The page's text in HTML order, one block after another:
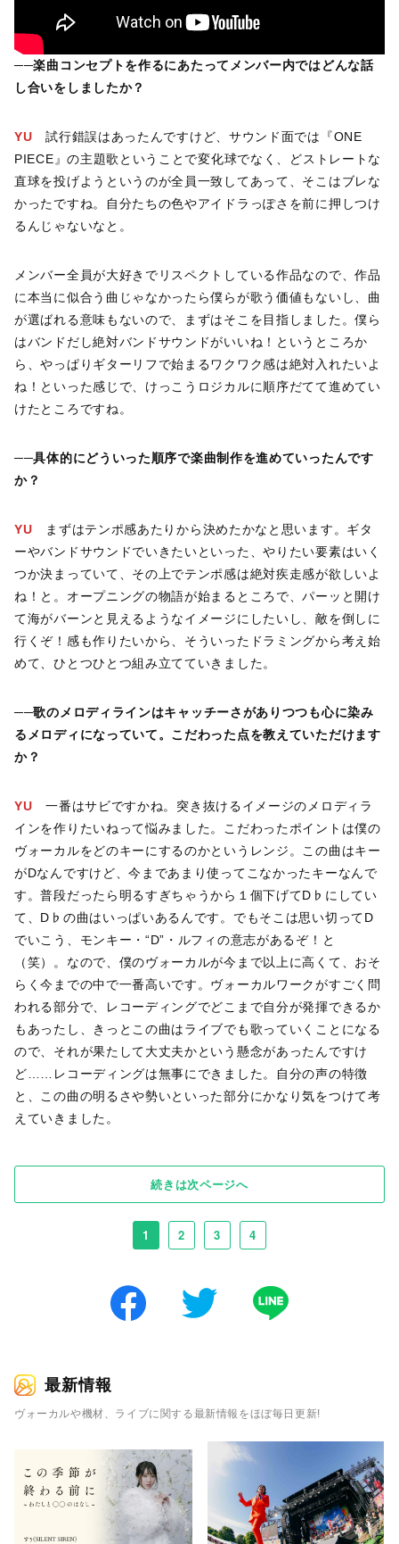
──楽曲コンセプトを作るにあたってメンバー内ではどんな話
し合いをしましたか？
YU 試行錯誤はあったんですけど、サウンド面では『ONE
PIECE』の主題歌ということで変化球でなく、どストレートな
直球を投げようというのが全員一致してあって、そこはブレな
かったですね。自分たちの色やアイドラっぽさを前に押しつけ
るんじゃないなと。
メンバー全員が大好きでリスペクトしている作品なので、作品
に本当に似合う曲じゃなかったら僕らが歌う価値もないし、曲
が選ばれる意味もないので、まずはそこを目指しました。僕ら
はバンドだし絶対バンドサウンドがいいね！というところか
ら、やっぱりギターリフで始まるワクワク感は絶対入れたいよ
ね！といった感じで、けっこうロジカルに順序だてて進めてい
けたところですね。
──具体的にどういった順序で楽曲制作を進めていったんです
か？
YU まずはテンポ感あたりから決めたかなと思います。ギタ
ーやバンドサウンドでいきたいといった、やりたい要素はいく
つか決まっていて、その上でテンポ感は絶対疾走感が欲しいよ
ね！と。オープニングの物語が始まるところで、パーッと開け
て海がバーンと見えるようなイメージにしたいし、敵を倒しに
行くぞ！感も作りたいから、そういったドラミングから考え始
めて、ひとつひとつ組み立てていきました。
──歌のメロディラインはキャッチーさがありつつも心に染み
るメロディになっていて。こだわった点を教えていただけます
か？
YU 一番はサビですかね。突き抜けるイメージのメロディラ
インを作りたいねって悩みました。こだわったポイントは僕の
ヴォーカルをどのキーにするのかというレンジ。この曲はキー
がDなんですけど、今まであまり使ってこなかったキーなんで
す。普段だったら明るすぎちゃうから１個下げてD♭にしてい
て、D♭の曲はいっぱいあるんです。でもそこは思い切ってD
でいこう、モンキー・“D”・ルフィの意志があるぞ！と
（笑）。なので、僕のヴォーカルが今まで以上に高くて、おそ
らく今までの中で一番高いです。ヴォーカルワークがすごく問
われる部分で、レコーディングでどこまで自分が発揮できるか
もあったし、きっとこの曲はライブでも歌っていくことになる
ので、それが果たして大丈夫かという懸念があったんですけ
ど……レコーディングは無事にできました。自分の声の特徴
と、この曲の明るさや勢いといった部分にかなり気をつけて考
えていきました。
続きは次ページへ
1 2 3 4
最新情報
ヴォーカルや機材、ライブに関する最新情報をほぼ毎日更新!